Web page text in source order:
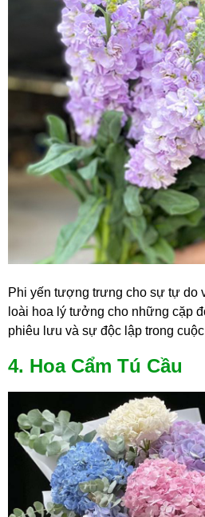
Phi yến tượng trưng cho sự tự do
loài hoa lý tưởng cho những cặp
phiêu lưu và sự độc lập trong
4. Hoa Cẩm Tú Cầu